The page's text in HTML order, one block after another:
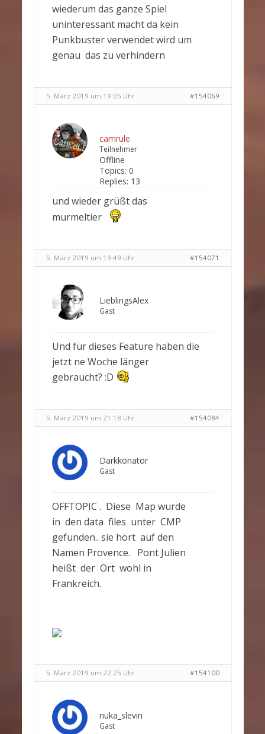
wiederum das ganze Spiel
uninteressant macht da kein
Punkbuster verwendet wird um
genau das zu verhindern
5. März 2019 um 19:05 Uhr #154069
camrule
Teilnehmer
Offline
Topics: 0
Replies: 13
und wieder grüßt das
murmeltier
5. März 2019 um 19:49 Uhr #154071
LieblingsAlex
Gast
Und für dieses Feature haben die
jetzt ne Woche länger
gebraucht? :D
5. März 2019 um 21:18 Uhr #154084
Darkkonator
Gast
OFFTOPIC . Diese Map wurde
in den data files unter CMP
gefunden.. sie hört auf den
Namen Provence. Pont Julien
heißt der Ort wohl in
Frankreich.
5. März 2019 um 22:25 Uhr #154100
nuka_slevin
Gast